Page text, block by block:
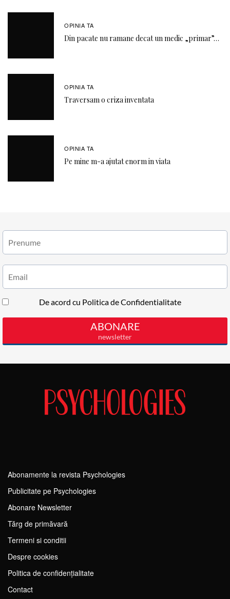
OPINIA TA
Din pacate nu ramane decat un medic „primar”…
OPINIA TA
Traversam o criza inventata
OPINIA TA
Pe mine m-a ajutat enorm in viata
Abonamente la revista Psychologies
Publicitate pe Psychologies
Abonare Newsletter
Tărg de primăvară
Termeni si conditii
Despre cookies
Politica de confidențialitate
Contact